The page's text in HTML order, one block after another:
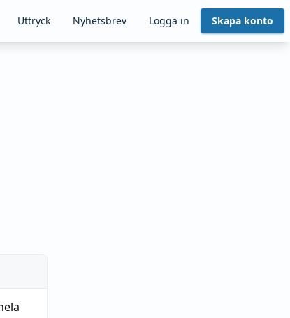
Uttryck Nyhetsbrev Logga in Skapa konto